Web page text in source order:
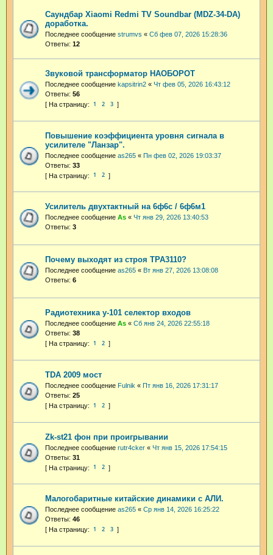
Саундбар Xiaomi Redmi TV Soundbar (MDZ-34-DA)
доработка.
Последнее сообщение strumvs « Сб фев 07, 2026 15:28:36
Ответы: 12
Звуковой трансформатор НАОБОРОТ
Последнее сообщение kapsitrin2 « Чт фев 05, 2026 16:43:12
Ответы: 56
1 2 3
Повышение коэффициента уровня сигнала в
усилителе "Ланзар".
Последнее сообщение as265 « Пн фев 02, 2026 19:03:37
Ответы: 33
1 2
Усилитель двухтактный на 6ф6с / 6ф6м1
Последнее сообщение As « Чт янв 29, 2026 13:40:53
Ответы: 3
Почему выходят из строя TPA3110?
Последнее сообщение as265 « Вт янв 27, 2026 13:08:08
Ответы: 6
Радиотехника у-101 селектор входов
Последнее сообщение As « Сб янв 24, 2026 22:55:18
Ответы: 38
1 2
TDA 2009 мост
Последнее сообщение Fulnik « Пт янв 16, 2026 17:31:17
Ответы: 25
1 2
Zk-st21 фон при проигрывании
Последнее сообщение rutr4cker « Чт янв 15, 2026 17:54:15
Ответы: 31
1 2
Малогобаритные китайские динамики с АЛИ.
Последнее сообщение as265 « Ср янв 14, 2026 16:25:22
Ответы: 46
1 2 3